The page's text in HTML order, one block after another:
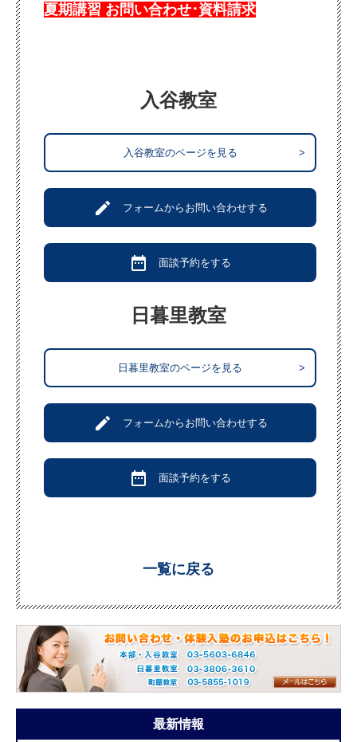
夏期講習 お問い合わせ･資料請求
入谷教室
入谷教室のページを見る >
create フォームからお問い合わせする
date_range 面談予約をする
日暮里教室
日暮里教室のページを見る >
create フォームからお問い合わせする
date_range 面談予約をする
一覧に戻る
最新情報